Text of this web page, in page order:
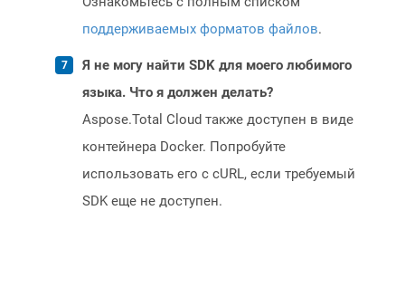
поддерживаемых форматов файлов.
Я не могу найти SDK для моего любимого
языка. Что я должен делать?
Aspose.Total Cloud также доступен в виде
контейнера Docker. Попробуйте
использовать его с cURL, если требуемый
SDK еще не доступен.